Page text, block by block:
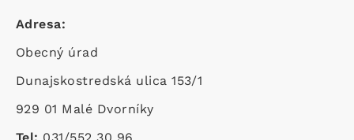
Adresa:
Obecný úrad
Dunajskostredská ulica 153/1
929 01 Malé Dvorníky